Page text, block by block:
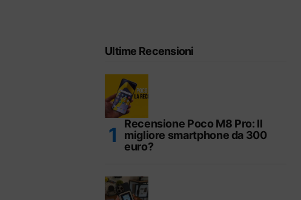
Ultime Recensioni
Recensione Poco M8 Pro: Il
migliore smartphone da 300
euro?